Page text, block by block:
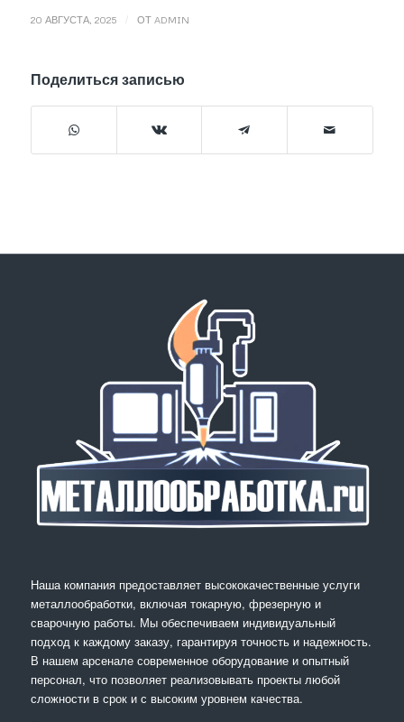
20 АВГУСТА, 2025 ОТ ADMIN
Поделиться записью
Наша компания предоставляет высококачественные услуги
металлообработки, включая токарную, фрезерную и
сварочную работы. Мы обеспечиваем индивидуальный
подход к каждому заказу, гарантируя точность и надежность.
В нашем арсенале современное оборудование и опытный
персонал, что позволяет реализовывать проекты любой
сложности в срок и с высоким уровнем качества.